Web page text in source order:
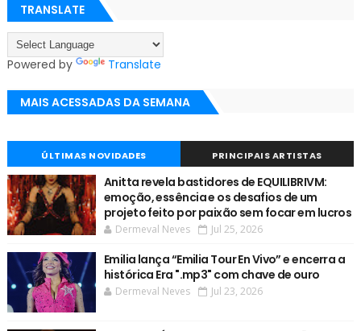
TRANSLATE
Powered by Translate
MAIS ACESSADAS DA SEMANA
ÚLTIMAS NOVIDADES PRINCIPAIS ARTISTAS
Anitta revela bastidores de EQUILIBRIVM:
emoção, essência e os desafios de um
projeto feito por paixão sem focar em lucros
Dermeval Neves Jul 25, 2026
Emilia lança “Emilia Tour En Vivo” e encerra a
histórica Era ".mp3" com chave de ouro
Dermeval Neves Jul 23, 2026